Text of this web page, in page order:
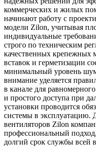
коммерческих и жилых
начинают работу с
модели Zilon, учитывая
индивидуальные
строго по техническим
качественных крепежных
вставок и герметизации
минимальный уровень
внимание уделяется
в канале для
и простого доступа при
установки проводится
системы в эксплуатацию.
вентиляторов Zilon
профессиональный
долгий срок службы всей